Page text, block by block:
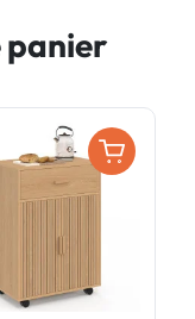
panier